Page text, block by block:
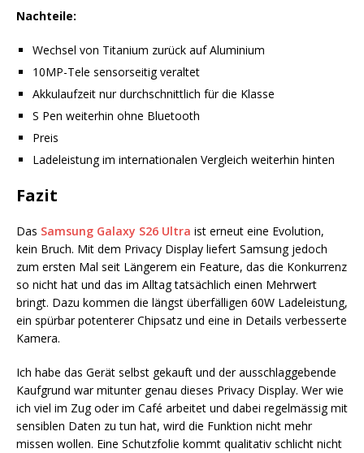
Nachteile:
Wechsel von Titanium zurück auf Aluminium
10MP-Tele sensorseitig veraltet
Akkulaufzeit nur durchschnittlich für die Klasse
S Pen weiterhin ohne Bluetooth
Preis
Ladeleistung im internationalen Vergleich weiterhin hinten
Fazit
Das Samsung Galaxy S26 Ultra ist erneut eine Evolution,
kein Bruch. Mit dem Privacy Display liefert Samsung jedoch
zum ersten Mal seit Längerem ein Feature, das die Konkurrenz
so nicht hat und das im Alltag tatsächlich einen Mehrwert
bringt. Dazu kommen die längst überfälligen 60W Ladeleistung,
ein spürbar potenterer Chipsatz und eine in Details verbesserte
Kamera.
Ich habe das Gerät selbst gekauft und der ausschlaggebende
Kaufgrund war mitunter genau dieses Privacy Display. Wer wie
ich viel im Zug oder im Café arbeitet und dabei regelmässig mit
sensiblen Daten zu tun hat, wird die Funktion nicht mehr
missen wollen. Eine Schutzfolie kommt qualitativ schlicht nicht